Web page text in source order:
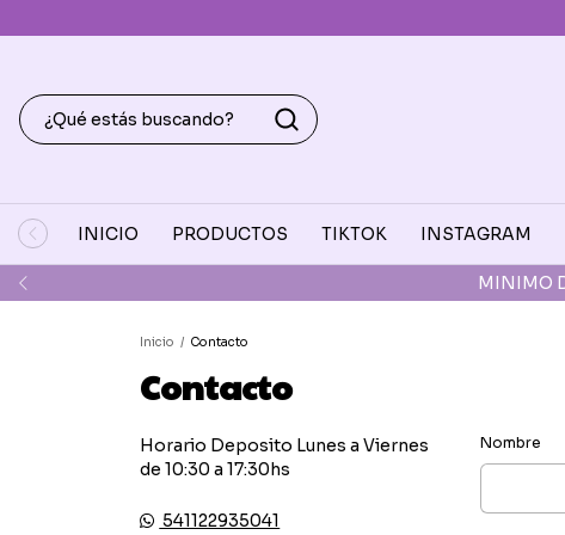
MINIMO
INICIO PRODUCTOS TIKTOK INSTAGRAM
Inicio / Contacto
Contacto
Horario Deposito Lunes a Viernes
de 10:30 a 17:30hs
541122935041
Nombre